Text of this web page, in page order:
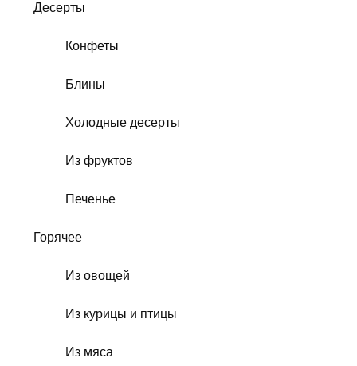
Десерты
Конфеты
Блины
Холодные десерты
Из фруктов
Печенье
Горячее
Из овощей
Из курицы и птицы
Из мяса